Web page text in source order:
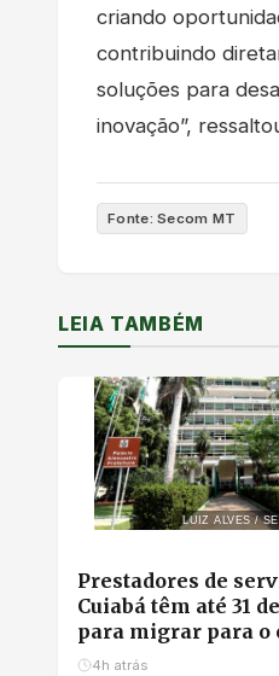
criando
contribuindo
soluções para
inovação”,
Fonte: Secom MT
LEIA TAMBÉM
LUIZ ALVES /
Prestadores de
Cuiabá têm até 31
para migrar para o
nacional de nota
4h atrás